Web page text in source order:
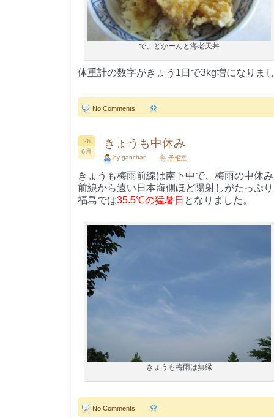
で、どかーんと海老天丼
体重計の数字がきょう1日で3kg増になりま
No Comments
26
6月
きょうも中休み
by ganchan 予報室
きょうも梅雨前線は南下中で、梅雨の中休
前線から遠い日本海側ほど陽射しがたっぷ
福島では35.5℃の猛暑日 となりました。
きょうも梅雨は無縁
No Comments